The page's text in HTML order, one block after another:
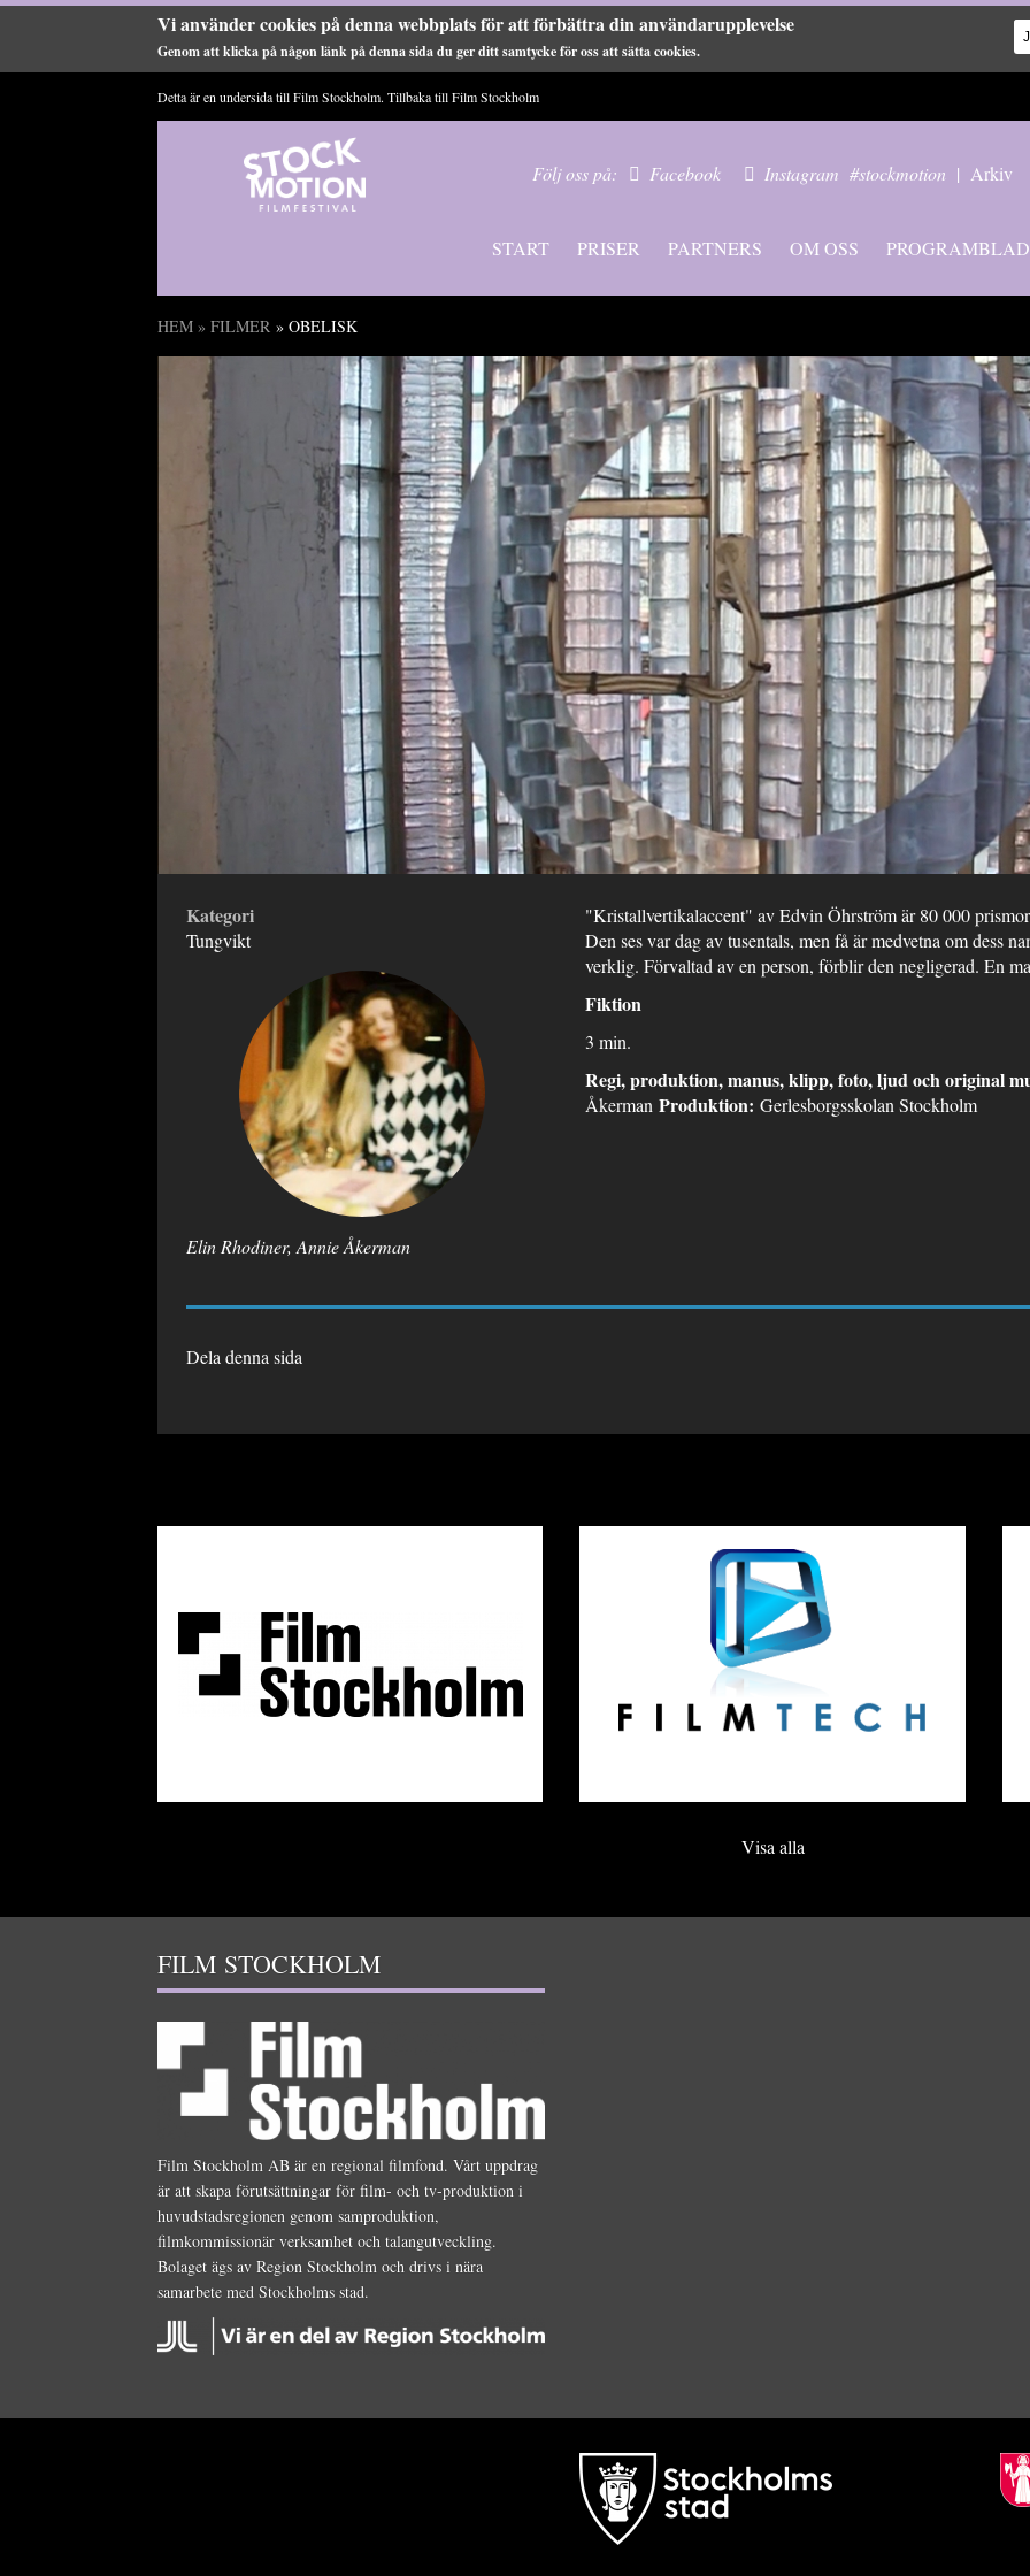
Vi använder cookies på denna webbplats för att förbättra din användarupplevelse
Genom att klicka på någon länk på denna sida du ger ditt samtycke för oss att sätta cookies.
Detta är en undersida till Film Stockholm. Tillbaka tillFilm Stockholm
Följ oss på: Facebook Instagram #stockmotion | Arkiv
START PRISER PARTNERS OM OSS PROGRAMBLAD
Du är här
HEM » FILMER » OBELISK
Kategori
Tungvikt
Elin Rhodiner, Annie Åkerman
"Kristallvertikalaccent" av Edvin Öhrström är 80 000
Den ses var dag av tusentals, men få är medvetna om dess
verklig. Förvaltad av en person, förblir den negligerad. En
Fiktion
3 min.
Regi, produktion, manus, klipp, foto, ljud och original
Åkerman Produktion: Gerlesborgsskolan Stockholm
Dela denna sida
Visa alla
FILM STOCKHOLM
Film Stockholm AB är en regional filmfond. Vårt uppdrag
är att skapa förutsättningar för film- och tv-produktion i
huvudstadsregionen genom samproduktion,
filmkommissionär verksamhet och talangutveckling.
Bolaget ägs av Region Stockholm och drivs i nära
samarbete med Stockholms stad.